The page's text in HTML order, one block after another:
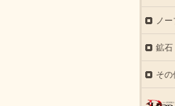
ノ
鉱石
その